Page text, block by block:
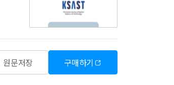
원문저장 구매하기